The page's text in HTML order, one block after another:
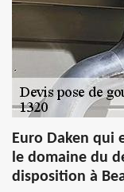
Euro Daken qui
le domaine du
disposition à